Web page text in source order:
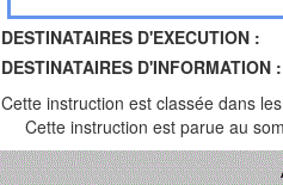
DESTINATAIRES D'EXECUTION :
DESTINATAIRES D'INFORMATION :
Cette instruction est classée dans
Cette instruction est parue au